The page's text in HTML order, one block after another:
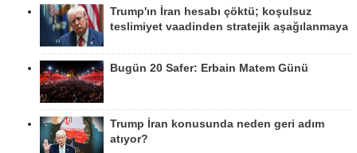
Trump'ın İran hesabı çöktü; koşulsuz
teslimiyet vaadinden stratejik aşağılanmaya
Bugün 20 Safer: Erbain Matem Günü
Trump İran konusunda neden geri adım
atıyor?